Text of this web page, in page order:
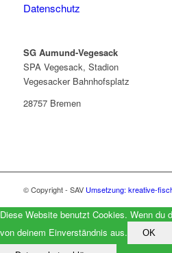
Datenschutz
SG Aumund-Vegesack
SPA Vegesack, Stadion
Vegesacker Bahnhofsplatz
28757 Bremen
© Copyright - SAV Umsetzung: kreative-
Diese Website benutzt Cookies. Wenn du
von deinem Einverständnis aus.
OK